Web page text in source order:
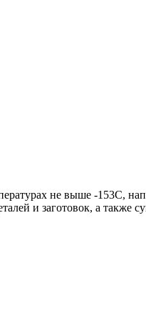
не выше -153С,
и заготовок, а также